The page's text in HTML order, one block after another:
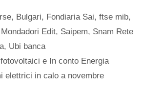
, Bulgari, Fondiaria Sai,ftse mib,
Mondadori Edit, Saipem, Snam Rete
, Ubi banca
e In conto Energia
elettrici in calo a novembre